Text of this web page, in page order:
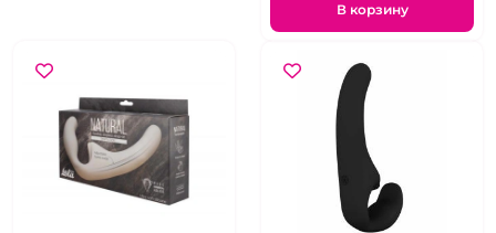
В корзину